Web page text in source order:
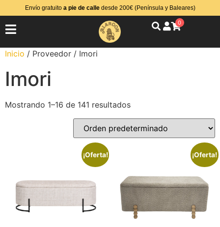
Envío gratuito a pie de calledesde 200€ (Península y Baleares)
0
Inicio / Proveedor / Imori
Imori
Mostrando 1–16 de 141 resultados
¡Oferta! ¡Oferta!